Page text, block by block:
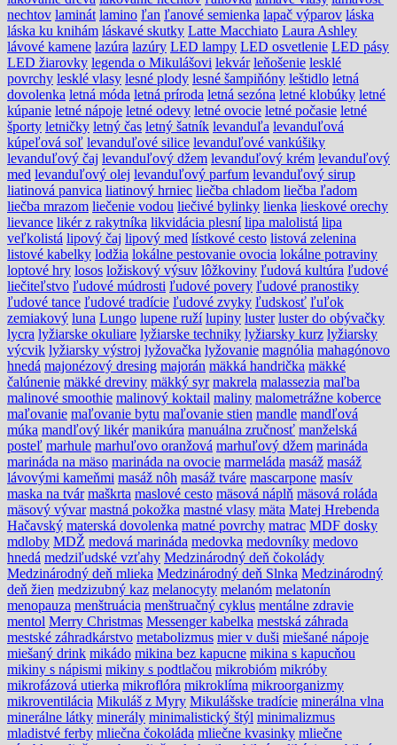
nechtov laminát lamino ľan ľanové semienka lapač výparov láska
láska ku knihám láskavé skutky Latte Macchiato Laura Ashley
lávové kamene lazúra lazúry LED lampy LED osvetlenie LED pásy
LED žiarovky legenda o Mikulášovi lekvár leňošenie lesklé
povrchy lesklé vlasy lesné plody lesné šampiňóny leštidlo letná
dovolenka letná móda letná príroda letná sezóna letné klobúky letné
kúpanie letné nápoje letné odevy letné ovocie letné počasie letné
športy letničky letný čas letný šatník levanduľa levanduľová
kúpeľová soľ levanduľové silice levanduľové vankúšiky
levanduľový čaj levanduľový džem levanduľový krém levanduľový
med levanduľový olej levanduľový parfum levanduľový sirup
liatinová panvica liatinový hrniec liečba chladom liečba ľadom
liečba mrazom liečenie vodou liečivé bylinky lienka lieskové orechy
lievance likér z rakytníka likvidácia plesní lipa malolistá lipa
veľkolistá lipový čaj lipový med lístkové cesto listová zelenina
listové kabelky lodžia lokálne pestovanie ovocia lokálne potraviny
loptové hry losos ložiskový výsuv lôžkoviny ľudová kultúra ľudové
liečiteľstvo ľudové múdrosti ľudové povery ľudové pranostiky
ľudové tance ľudové tradície ľudové zvyky ľudskosť ľuľok
zemiakový luna Lungo lupene ruží lupiny luster luster do obývačky
lycra lyžiarske okuliare lyžiarske techniky lyžiarsky kurz lyžiarsky
výcvik lyžiarsky výstroj lyžovačka lyžovanie magnólia mahagónovo
hnedá majonézový dresing majorán mäkká handrička mäkké
čalúnenie mäkké dreviny mäkký syr makrela malassezia maľba
malinové smoothie malinový koktail maliny malometrážne koberce
maľovanie maľovanie bytu maľovanie stien mandle mandľová
múka mandľový likér manikúra manuálna zručnosť manželská
posteľ marhule marhuľovo oranžová marhuľový džem marináda
marináda na mäso marináda na ovocie marmeláda masáž masáž
lávovými kameňmi masáž nôh masáž tváre mascarpone masív
maska na tvár maškrta maslové cesto mäsová náplň mäsová roláda
mäsový vývar mastná pokožka mastné vlasy mäta Matej Hrebenda
Hačavský materská dovolenka matné povrchy matrac MDF dosky
mdloby MDŽ medová marináda medovka medovníky medovo
hnedá medziľudské vzťahy Medzinárodný deň čokolády
Medzinárodný deň mlieka Medzinárodný deň Slnka Medzinárodný
deň žien medzizubný kaz melanocyty melanóm melatonín
menopauza menštruácia menštruačný cyklus mentálne zdravie
mentol Merry Christmas Messenger kabelka mestská záhrada
mestské záhradkárstvo metabolizmus mier v duši miešané nápoje
miešaný drink mikádo mikina bez kapucne mikina s kapucňou
mikiny s nápismi mikiny s podtlačou mikrobióm mikróby
mikrofázová utierka mikroflóra mikroklíma mikroorganizmy
mikroventilácia Mikuláš z Myry Mikulášske tradície minerálna vlna
minerálne látky minerály minimalistický štýl minimalizmus
mladistvé ferby mliečna čokoláda mliečne kvasinky mliečne